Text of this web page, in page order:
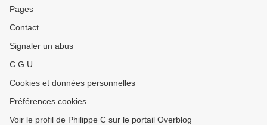
Pages
Contact
Signaler un abus
C.G.U.
Cookies et données personnelles
Préférences cookies
Voir le profil de Philippe C sur le portail Overblog